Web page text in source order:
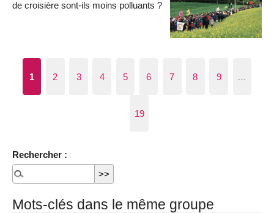
de croisière sont-ils moins polluants ?
1 2 3 4 5 6 7 8 9 …
19
Rechercher :
Mots-clés dans le même groupe